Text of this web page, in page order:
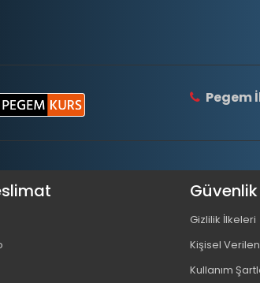
Pegem
Gizlilik İlkeleri
Kişisel
Kullanım